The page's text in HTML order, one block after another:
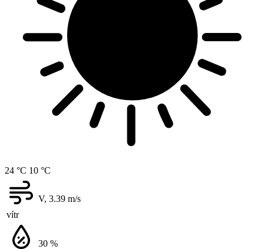
24 °C 10 °C
vítr
V, 3.39 m/s
30 %